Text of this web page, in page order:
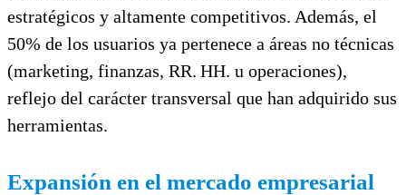
estratégicos y altamente competitivos. Además, el
50% de los usuarios ya pertenece a áreas no técnicas
(marketing, finanzas, RR. HH. u operaciones),
reflejo del carácter transversal que han adquirido sus
herramientas.
Expansión en el mercado empresarial